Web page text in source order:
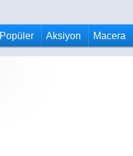
Popüler Aksiyon Macera